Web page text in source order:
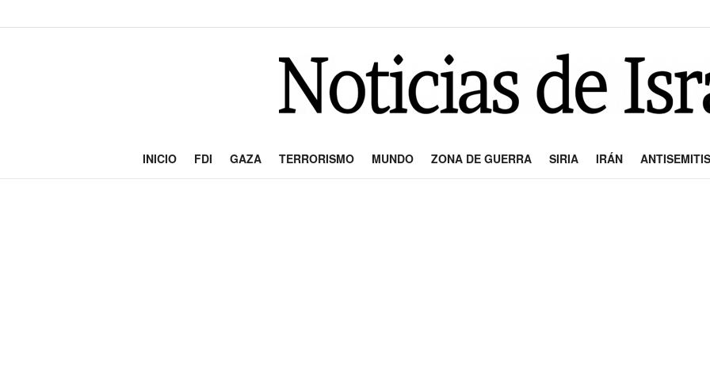
INICIO FDI GAZA TERRORISMO MUNDO ZONA DE GUERRA SIRIA IRÁN